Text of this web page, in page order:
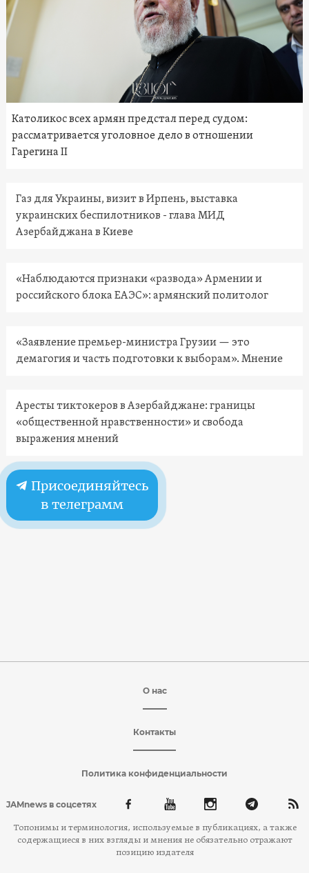
Католикос всех армян предстал перед судом:
рассматривается уголовное дело в отношении
Гарегина II
Газ для Украины, визит в Ирпень, выставка
украинских беспилотников - глава МИД
Азербайджана в Киеве
«Наблюдаются признаки «развода» Армении и
российского блока ЕАЭС»: армянский политолог
«Заявление премьер-министра Грузии — это
демагогия и часть подготовки к выборам». Мнение
Аресты тиктокеров в Азербайджане: границы
«общественной нравственности» и свобода
выражения мнений
Присоединяйтесь
в телеграмм
О нас
Контакты
Политика конфиденциальности
JAMnews в соцсетях
Топонимы и терминология, используемые в публикациях, а также
содержащиеся в них взгляды и мнения не обязательно отражают
позицию издателя